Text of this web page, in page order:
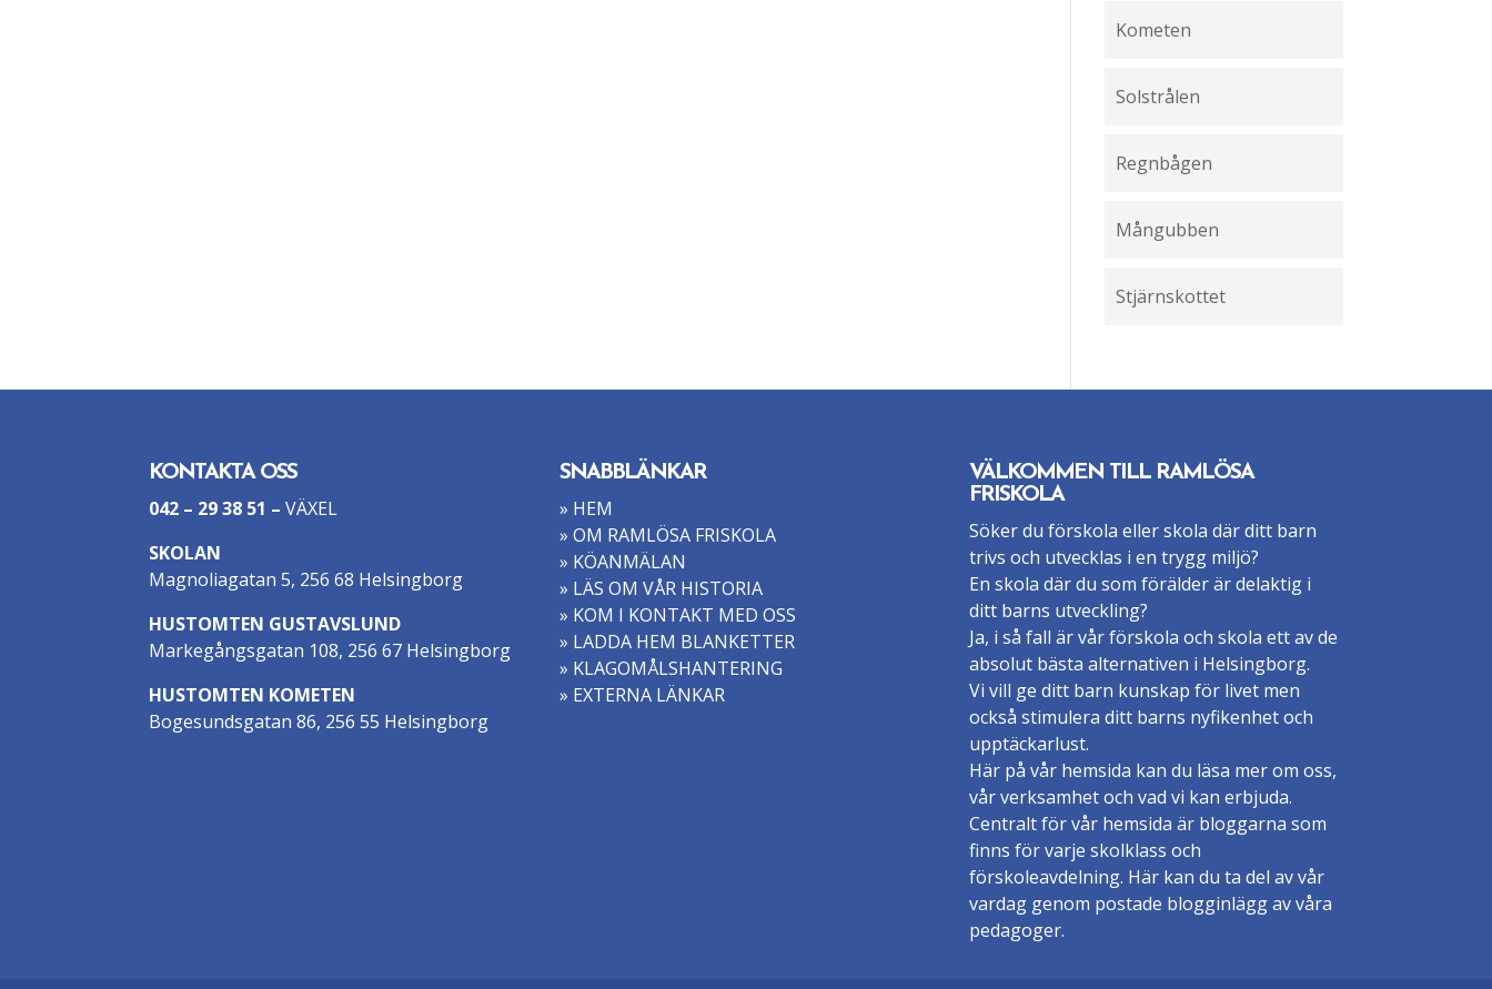
Kometen
Solstrålen
Regnbågen
Mångubben
Stjärnskottet
KONTAKTA OSS
042 – 29 38 51 –VÄXEL
SKOLAN
Magnoliagatan 5, 256 68 Helsingborg
HUSTOMTEN GUSTAVSLUND
Markegångsgatan 108, 256 67 Helsingborg
HUSTOMTEN KOMETEN
Bogesundsgatan 86, 256 55 Helsingborg
SNABBLÄNKAR
» HEM
» OM RAMLÖSA FRISKOLA
» KÖANMÄLAN
» LÄS OM VÅR HISTORIA
» KOM I KONTAKT MED OSS
» LADDA HEM BLANKETTER
» KLAGOMÅLSHANTERING
» EXTERNA LÄNKAR
VÄLKOMMEN TILL RAMLÖSA
FRISKOLA
Söker du förskola eller skola där ditt barn
trivs och utvecklas i en trygg miljö?
En skola där du som förälder är delaktig i
ditt barns utveckling?
Ja, i så fall är vår förskola och skola ett av de
absolut bästa alternativen i Helsingborg.
Vi vill ge ditt barn kunskap för livet men
också stimulera ditt barns nyfikenhet och
upptäckarlust.
Här på vår hemsida kan du läsa mer om oss,
vår verksamhet och vad vi kan erbjuda.
Centralt för vår hemsida är bloggarna som
finns för varje skolklass och
förskoleavdelning. Här kan du ta del av vår
vardag genom postade blogginlägg av våra
pedagoger.